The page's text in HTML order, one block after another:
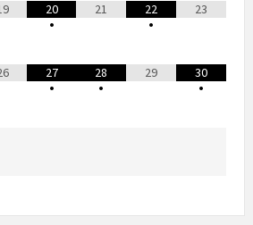
20
•
21
22
•
23
27
•
28
•
29
30
•